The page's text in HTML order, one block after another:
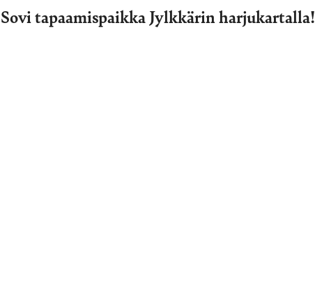
Sovi tapaamispaikka Jylkkärin harjukartalla!